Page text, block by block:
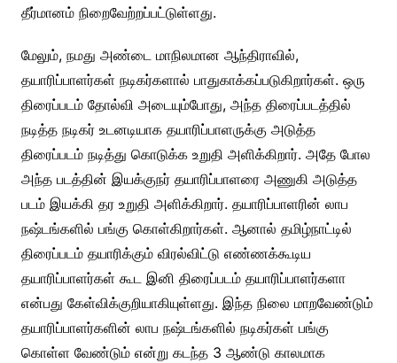
தீர்மானம் நிறைவேற்றப்பட்டுள்ளது.
மேலும், நமது அண்டை மாநிலமான ஆந்திராவில்,
தயாரிப்பாளர்கள் நடிகர்களால் பாதுகாக்கப்படுகிறார்கள். ஒரு
திரைப்படம் தோல்வி அடையும்போது, அந்த திரைப்படத்தில்
நடித்த நடிகர் உடனடியாக தயாரிப்பாளருக்கு அடுத்த
திரைப்படம் நடித்து கொடுக்க உறுதி அளிக்கிறார். அதே போல
அந்த படத்தின் இயக்குநர் தயாரிப்பாளரை அணுகி அடுத்த
படம் இயக்கி தர உறுதி அளிக்கிறார். தயாரிப்பாளரின் லாப
நஷ்டங்களில் பங்கு கொள்கிறார்கள். ஆனால் தமிழ்நாட்டில்
திரைப்படம் தயாரிக்கும் விரல்விட்டு எண்ணக்கூடிய
தயாரிப்பாளர்கள் கூட இனி திரைப்படம் தயாரிப்பாளர்களா
என்பது கேள்விக்குறியாகியுள்ளது. இந்த நிலை மாறவேண்டும்
தயாரிப்பாளர்களின் லாப நஷ்டங்களில் நடிகர்கள் பங்கு
கொள்ள வேண்டும் என்று கடந்த 3 ஆண்டு காலமாக